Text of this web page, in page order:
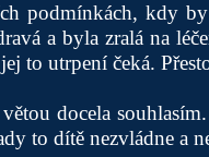
podmínkách, kdy
a byla zralá na
to utrpení čeká.
docela
to dítě nezvládne a